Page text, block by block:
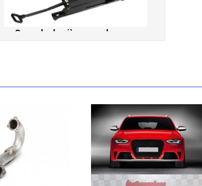
Ligne Cat-Back Active 4 Sorties
Console de siège gauche pour
BMW Série 3 E46 (hors Cabriolet et